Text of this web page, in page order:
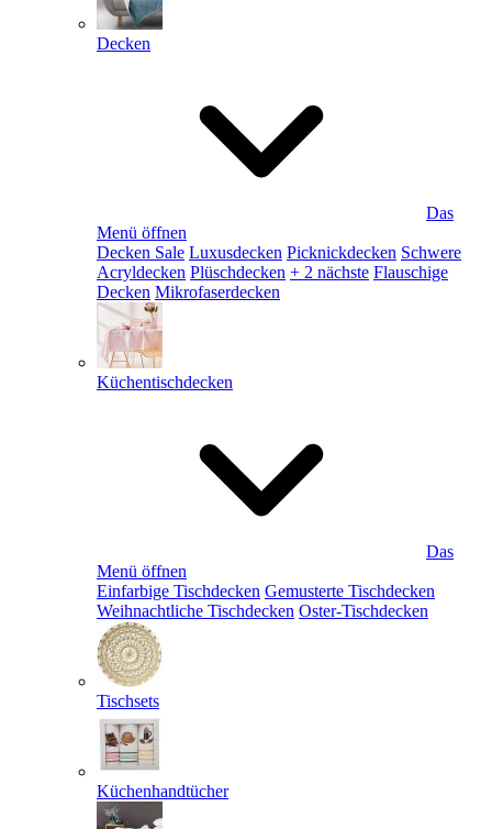
Decken
Das
Menü öffnen
Decken Sale Luxusdecken Picknickdecken Schwere
Acryldecken Plüschdecken + 2 nächste Flauschige
Decken Mikrofaserdecken
Küchentischdecken
Das
Menü öffnen
Einfarbige Tischdecken Gemusterte Tischdecken
Weihnachtliche Tischdecken Oster-Tischdecken
Tischsets
Küchenhandtücher